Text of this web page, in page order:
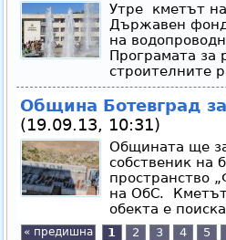
Утре кметът
Държавен
на
Програмата за
строителните
Община Ботевград
(19.09.13, 10:31)
Общината ще
собственик на
пространство
на ОбС. Кметът
обекта е
« предишна 1 2 3 4 5